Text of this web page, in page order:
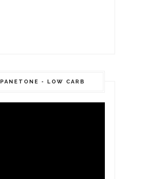
PANETONE - LOW CARB